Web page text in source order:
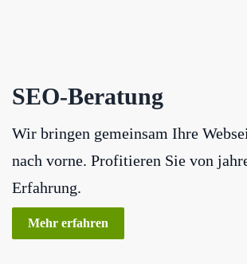
SEO-Beratung
Wir bringen gemeinsam Ihre
nach vorne. Profitieren Sie von
Erfahrung.
Mehr erfahren